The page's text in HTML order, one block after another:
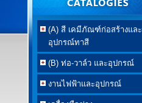
(A) สี เคมีภัณฑ์ก่อสร้างและ
อุปกรณ์ทาสี
(B) ท่อ-วาล์ว และอุปกรณ์
งานไฟฟ้าและอุปกรณ์